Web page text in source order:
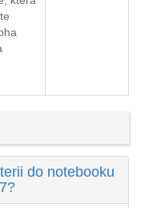
do notebooku